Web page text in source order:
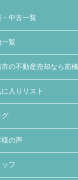
・中古一覧
一覧
市の不動産売却なら前
に入りリスト
グ
様の声
ッフ